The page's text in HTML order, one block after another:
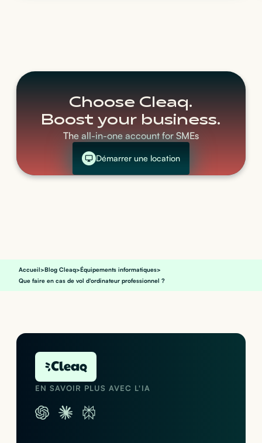
Choose Cleaq.
Boost your business.
The all-in-one account for SMEs
Démarrer une location
Accueil>Blog Cleaq>Équipements informatiques>
Que faire en cas de vol d'ordinateur professionnel ?
EN SAVOIR PLUS AVEC L'IA